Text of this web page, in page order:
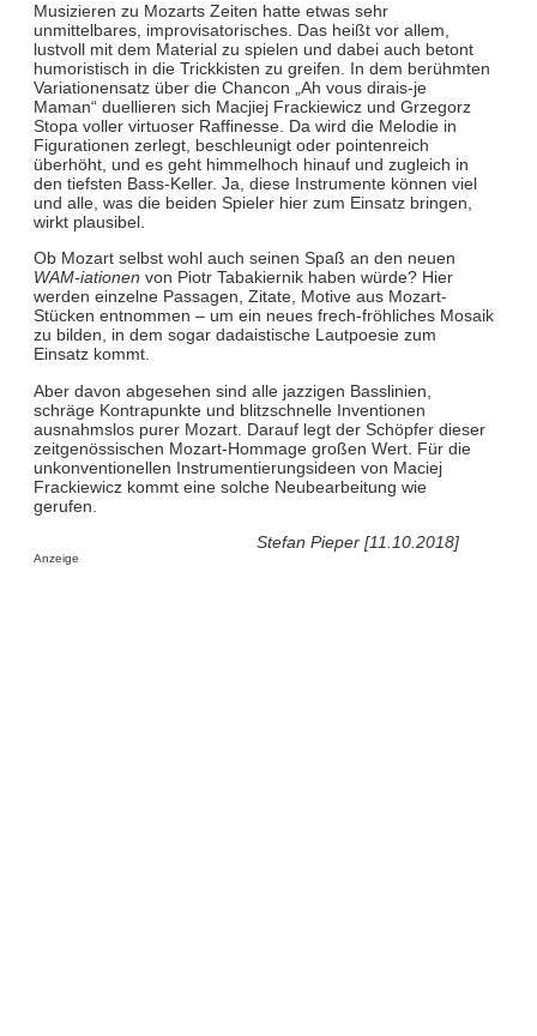
Musizieren zu Mozarts Zeiten hatte etwas sehr
unmittelbares, improvisatorisches. Das heißt vor allem,
lustvoll mit dem Material zu spielen und dabei auch betont
humoristisch in die Trickkisten zu greifen. In dem berühmten
Variationensatz über die Chancon „Ah vous dirais-je
Maman“ duellieren sich Macjiej Frackiewicz und Grzegorz
Stopa voller virtuoser Raffinesse. Da wird die Melodie in
Figurationen zerlegt, beschleunigt oder pointenreich
überhöht, und es geht himmelhoch hinauf und zugleich in
den tiefsten Bass-Keller. Ja, diese Instrumente können viel
und alle, was die beiden Spieler hier zum Einsatz bringen,
wirkt plausibel.
Ob Mozart selbst wohl auch seinen Spaß an den neuen
WAM-iationen von Piotr Tabakiernik haben würde? Hier
werden einzelne Passagen, Zitate, Motive aus Mozart-
Stücken entnommen – um ein neues frech-fröhliches Mosaik
zu bilden, in dem sogar dadaistische Lautpoesie zum
Einsatz kommt.
Aber davon abgesehen sind alle jazzigen Basslinien,
schräge Kontrapunkte und blitzschnelle Inventionen
ausnahmslos purer Mozart. Darauf legt der Schöpfer dieser
zeitgenössischen Mozart-Hommage großen Wert. Für die
unkonventionellen Instrumentierungsideen von Maciej
Frackiewicz kommt eine solche Neubearbeitung wie
gerufen.
Stefan Pieper [11.10.2018]
Anzeige